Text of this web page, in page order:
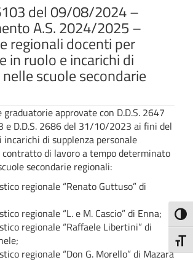
del 09/08/2024 –
A.S. 2024/2025 –
regionali docenti per
in ruolo e incarichi di
scuole secondarie
approvate con D.D.S. 2647
D.D.S. 2686 del 31/10/2023 ai fini del
di supplenza personale
contratto di lavoro a tempo determinato
secondarie regionali:
regionale “Renato Guttuso” di
regionale “L. e M. Cascio” di Enna;
regionale “Raffaele Libertini” di
regionale “Don G. Morello” di Mazara